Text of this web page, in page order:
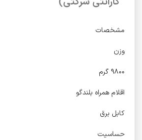
مشخصات
وزن
۹۸۰۰ گرم
اقلام همراه بلندگو
کابل برق
حساسیت